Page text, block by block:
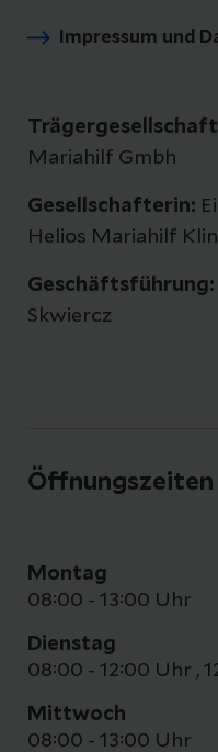
Impressum und
Mariahilf Gmbh
Gesellschafterin:
Helios Mariahilf
Geschäftsführung:
Skwiercz
Öffnungszeiten
Montag
08:00 - 13:00 Uhr
Dienstag
08:00 - 12:00 Uhr ,
Mittwoch
08:00 - 13:00 Uhr